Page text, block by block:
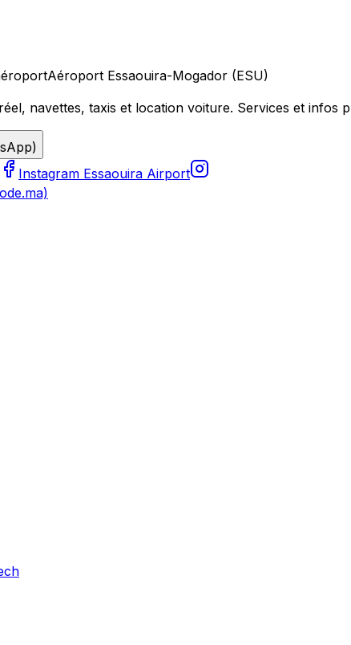
Aéroport Essaouira-Mogador (ESU)
navettes, taxis et location voiture. Services et infos
Instagram Essaouira Airport